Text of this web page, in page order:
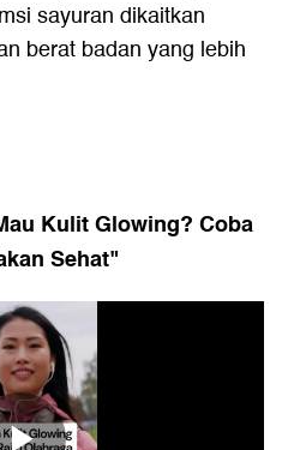
sayuran dikaitkan
berat badan yang lebih
Kulit Glowing? Coba
Sehat"